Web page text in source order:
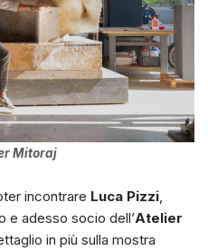
Mitoraj
incontrare Luca Pizzi,
e adesso socio dell’Atelier
in più sulla mostra